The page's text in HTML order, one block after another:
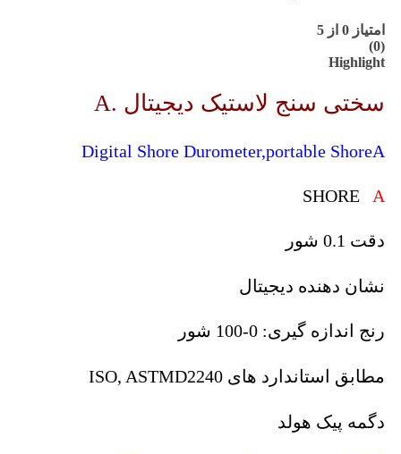
امتیاز 0 از 5
(0)
Highlight
سختی سنج لاستیک دیجیتال .A
Digital Shore Durometer,portable ShoreA
SHORE A
دقت 0.1 شور
نشان دهنده دیجیتال
رنج اندازه گیری: 0-100 شور
مطابق استاندارد های ISO, ASTMD2240
دگمه پیک هولد